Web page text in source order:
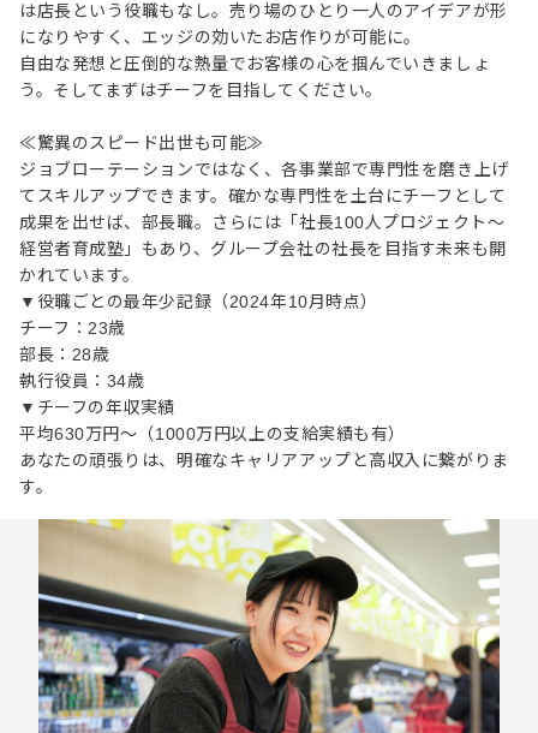
は店長という役職もなし。売り場のひとり一人のアイデアが形
になりやすく、エッジの効いたお店作りが可能に。
自由な発想と圧倒的な熱量でお客様の心を掴んでいきましょ
う。そしてまずはチーフを目指してください。
≪驚異のスピード出世も可能≫
ジョブローテーションではなく、各事業部で専門性を磨き上げ
てスキルアップできます。確かな専門性を土台にチーフとして
成果を出せば、部長職。さらには「社長100人プロジェクト～
経営者育成塾」もあり、グループ会社の社長を目指す未来も開
かれています。
▼役職ごとの最年少記録（2024年10月時点）
チーフ：23歳
部長：28歳
執行役員：34歳
▼チーフの年収実績
平均630万円～（1000万円以上の支給実績も有）
あなたの頑張りは、明確なキャリアアップと高収入に繋がりま
す。